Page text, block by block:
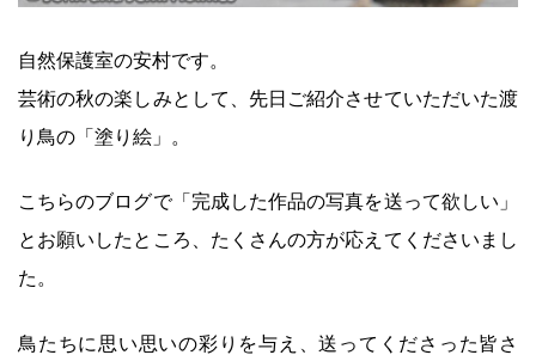
自然保護室の安村です。
芸術の秋の楽しみとして、先日ご紹介させていただいた渡
り鳥の「塗り絵」。
こちらのブログで「完成した作品の写真を送って欲しい」
とお願いしたところ、たくさんの方が応えてくださいまし
た。
鳥たちに思い思いの彩りを与え、送ってくださった皆さ